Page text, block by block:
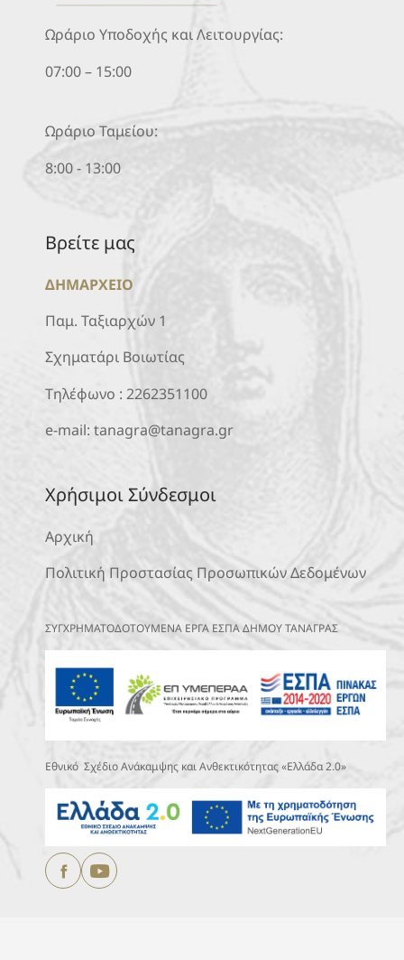
Ωράριο Υποδοχής και Λειτουργίας:
07:00 – 15:00
Ωράριο Ταμείου:
8:00 - 13:00
Βρείτε μας
ΔΗΜΑΡΧΕΙΟ
Παμ. Ταξιαρχών 1
Σχηματάρι Βοιωτίας
Τηλέφωνο : 2262351100
e-mail: tanagra@tanagra.gr
Χρήσιμοι Σύνδεσμοι
Αρχική
Πολιτική Προστασίας Προσωπικών Δεδομένων
ΣΥΓΧΡΗΜΑΤΟΔΟΤΟΥΜΕΝΑ ΕΡΓΑ ΕΣΠΑ ΔΗΜΟΥ ΤΑΝΑΓΡΑΣ
Εθνικό Σχέδιο Ανάκαμψης και Ανθεκτικότητας «Ελλάδα 2.0»